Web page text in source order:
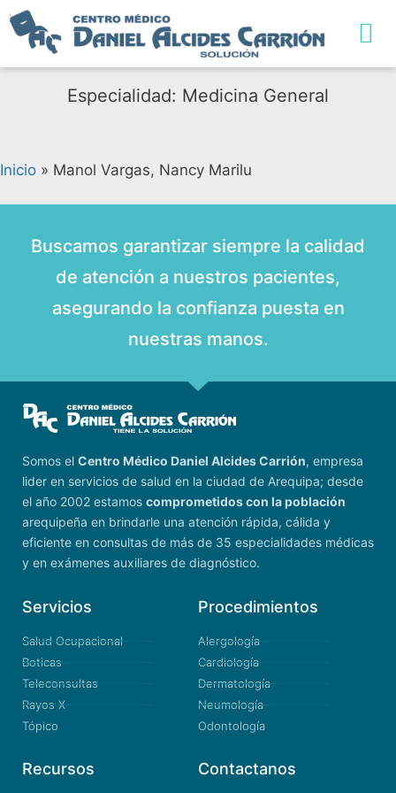
Especialidad: Medicina General
Inicio » Manol Vargas, Nancy Marilu
Buscamos garantizar siempre la calidad
de atención a nuestros pacientes,
asegurando la confianza puesta en
nuestras manos.
Somos el Centro Médico Daniel Alcides Carrión, empresa
lider en servicios de salud en la ciudad de Arequipa; desde
el año 2002 estamos comprometidos con la población
arequipeña en brindarle una atención rápida, cálida y
eficiente en consultas de más de 35 especialidades médicas
y en exámenes auxiliares de diagnóstico.
Servicios
Salud Ocupacional
Boticas
Teleconsultas
Rayos X
Tópico
Procedimientos
Alergología
Cardiología
Dermatología
Neumología
Odontología
Recursos Contactanos